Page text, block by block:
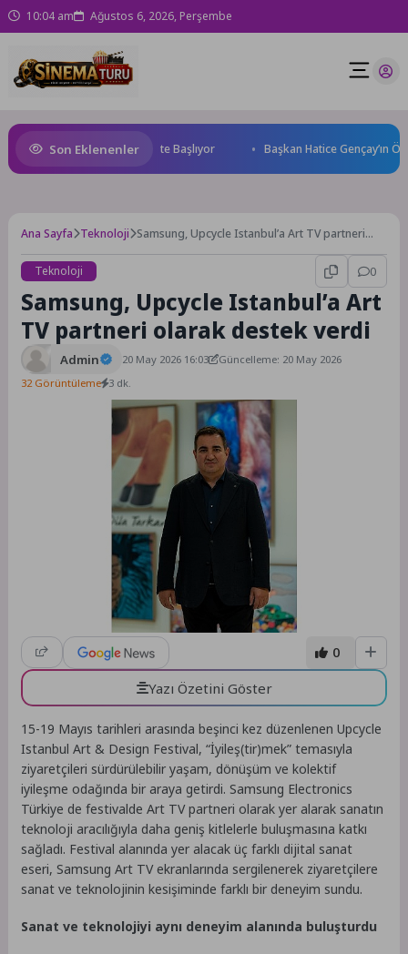
10:04 am Ağustos 6, 2026, Perşembe
Son Eklenenler
Cup Heyecanı Paris’te Başlıyor Başkan Hatice Gençay’ın
Ana Sayfa Teknoloji Samsung, Upcycle Istanbul’a Art TV partneri
Teknoloji
0
Samsung, Upcycle Istanbul’a Art
TV partneri olarak destek verdi
Admin 20 May 2026 16:03
Güncelleme: 20 May 2026
32 Görüntüleme 3 dk.
0
Yazı Özetini Göster
15-19 Mayıs tarihleri arasında beşinci kez düzenlenen Upcycle
Istanbul Art & Design Festival, “İyileş(tir)mek” temasıyla
ziyaretçileri sürdürülebilir yaşam, dönüşüm ve kolektif
iyileşme odağında bir araya getirdi. Samsung Electronics
Türkiye de festivalde Art TV partneri olarak yer alarak sanatın
teknoloji aracılığıyla daha geniş kitlelerle buluşmasına katkı
sağladı. Festival alanında yer alacak üç farklı dijital sanat
eseri, Samsung Art TV ekranlarında sergilenerek ziyaretçilere
sanat ve teknolojinin kesişiminde farklı bir deneyim sundu.
Sanat ve teknolojiyi aynı deneyim alanında buluşturdu